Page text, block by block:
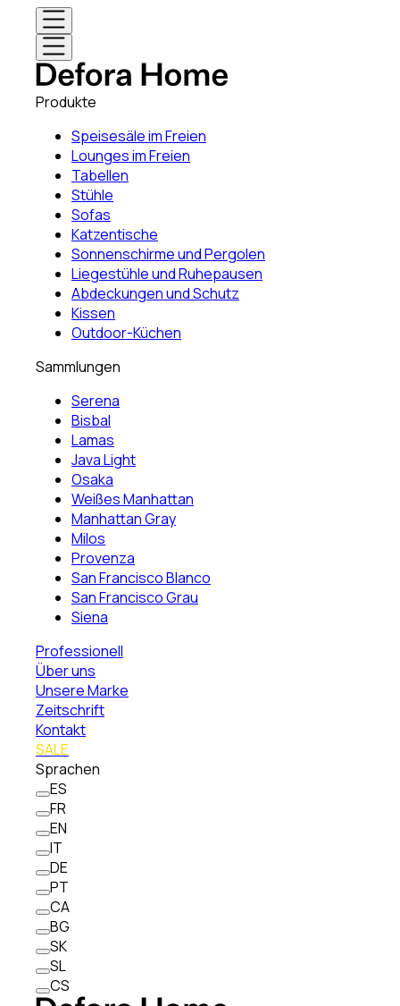
Produkte
Speisesäle im Freien
Lounges im Freien
Tabellen
Stühle
Sofas
Katzentische
Sonnenschirme und Pergolen
Liegestühle und Ruhepausen
Abdeckungen und Schutz
Kissen
Outdoor-Küchen
Sammlungen
Serena
Bisbal
Lamas
Java Light
Osaka
Weißes Manhattan
Manhattan Gray
Milos
Provenza
San Francisco Blanco
San Francisco Grau
Siena
Professionell
Über uns
Unsere Marke
Zeitschrift
Kontakt
SALE
Sprachen
ES
FR
EN
IT
DE
PT
CA
BG
SK
SL
CS